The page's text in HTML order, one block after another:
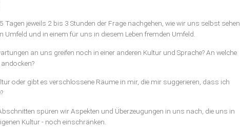
Tagen jeweils 2 bis 3 Stunden der Frage nachgehen, wie wir uns selbst sehen
Umfeld und in einem für uns in diesem Leben fremden Umfeld.
an uns greifen noch in einer anderen Kultur und Sprache? An welche
oder gibt es verschlossene Räume in mir, die mir suggerieren, dass ich
spüren wir Aspekten und Überzeugungen in uns nach, die uns in
Kultur - noch einschränken.